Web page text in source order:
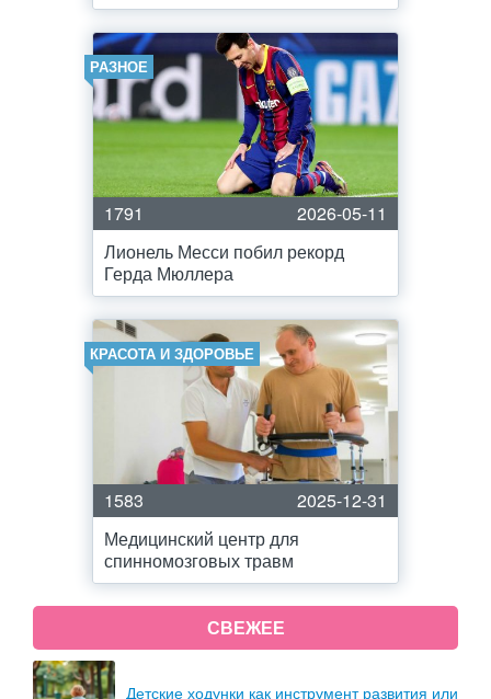
РАЗНОЕ
1791
2026-05-11
Лионель Месси побил рекорд
Герда Мюллера
КРАСОТА И ЗДОРОВЬЕ
1583
2025-12-31
Медицинский центр для
спинномозговых травм
СВЕЖЕЕ
Детские ходунки как инструмент развития или